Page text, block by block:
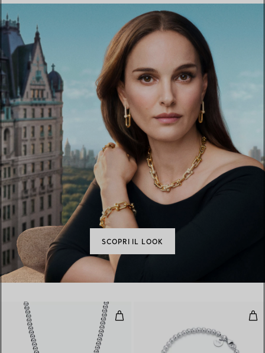
SCOPRI IL LOOK
Collana Bead